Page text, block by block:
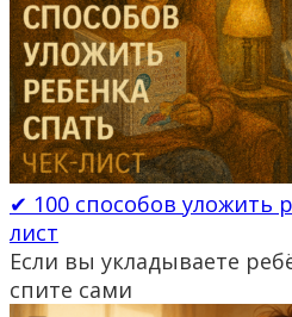
✔ 100 способов уложить
лист
Если вы укладываете
спите сами